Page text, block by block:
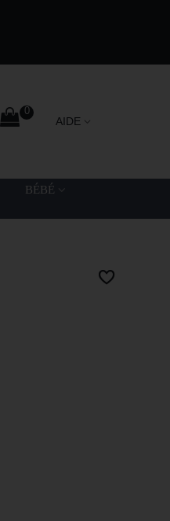
AIDE
0
BÉBÉ